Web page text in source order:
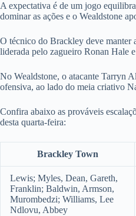
A expectativa é de um jogo
dominar as ações e o Wealdstone
O técnico do Brackley deve manter
liderada pelo zagueiro Ronan Hale
No Wealdstone, o atacante Tarryn
ofensiva, ao lado do meia criativo
Confira abaixo as prováveis
desta quarta-feira:
Brackley Town
Lewis; Myles, Dean, Gareth,
Franklin; Baldwin, Armson,
Murombedzi; Williams, Lee
Ndlovu, Abbey